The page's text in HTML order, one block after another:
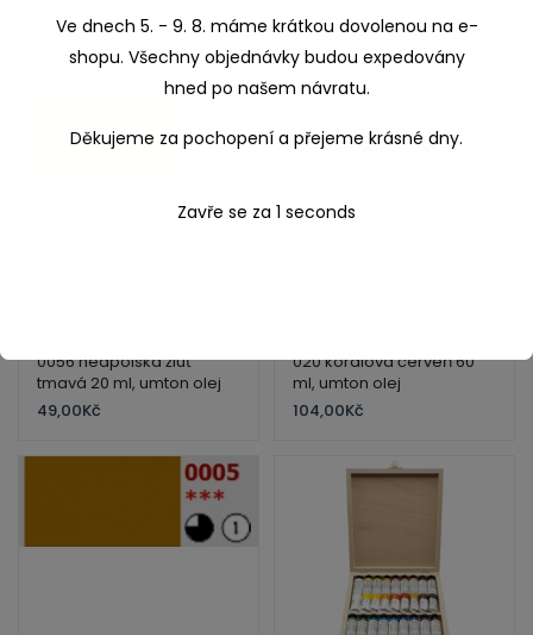
ml,umton olej
223,00Kč
60 ml, umton olej
94,00Kč
0056 neapolská žluť
tmavá 20 ml, umton olej
49,00Kč
020 korálová červeň 60
ml, umton olej
104,00Kč
Ve dnech 5. - 9. 8. máme krátkou dovolenou na e-
shopu. Všechny objednávky budou expedovány
hned po našem návratu.
Děkujeme za pochopení a přejeme krásné dny.
Zavře se za 1 seconds